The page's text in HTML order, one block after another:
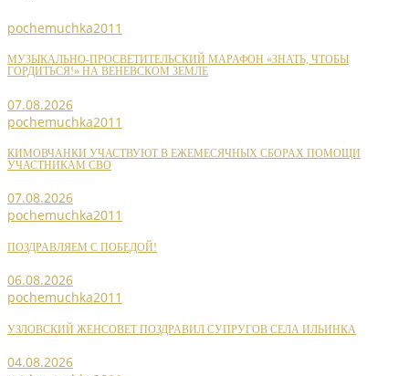
pochemuchka2011
МУЗЫКАЛЬНО-ПРОСВЕТИТЕЛЬСКИЙ МАРАФОН «ЗНАТЬ, ЧТОБЫ
ГОРДИТЬСЯ!» НА ВЕНЕВСКОМ ЗЕМЛЕ
07.08.2026
pochemuchka2011
КИМОВЧАНКИ УЧАСТВУЮТ В ЕЖЕМЕСЯЧНЫХ СБОРАХ ПОМОЩИ
УЧАСТНИКАМ СВО
07.08.2026
pochemuchka2011
ПОЗДРАВЛЯЕМ С ПОБЕДОЙ!
06.08.2026
pochemuchka2011
УЗЛОВСКИЙ ЖЕНСОВЕТ ПОЗДРАВИЛ СУПРУГОВ СЕЛА ИЛЬИНКА
04.08.2026